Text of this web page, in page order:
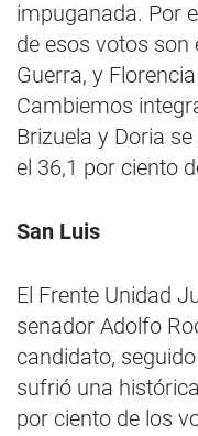
impuganada. Por
de esos votos son
Guerra, y
Cambiemos
Brizuela y Doria
el 36,1 por ciento
San Luis
El Frente Unidad
senador Adolfo
candidato,
sufrió una
por ciento de los